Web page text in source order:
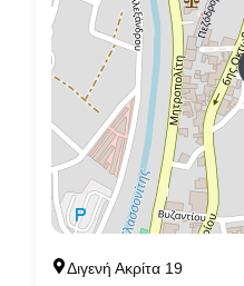
Διγενή Ακρίτα 19